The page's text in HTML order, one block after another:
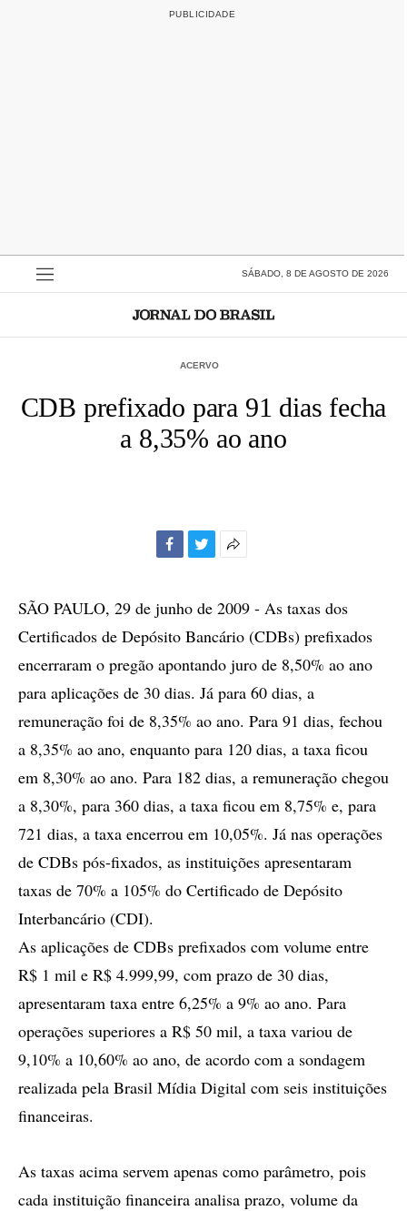
SÁBADO, 8 DE AGOSTO DE 2026
ACERVO
CDB prefixado para 91 dias fecha
a 8,35% ao ano
compartilhamento
SÃO PAULO, 29 de junho de 2009 - As taxas dos
Certificados de Depósito Bancário (CDBs) prefixados
encerraram o pregão apontando juro de 8,50% ao ano
para aplicações de 30 dias. Já para 60 dias, a
remuneração foi de 8,35% ao ano. Para 91 dias, fechou
a 8,35% ao ano, enquanto para 120 dias, a taxa ficou
em 8,30% ao ano. Para 182 dias, a remuneração chegou
a 8,30%, para 360 dias, a taxa ficou em 8,75% e, para
721 dias, a taxa encerrou em 10,05%. Já nas operações
de CDBs pós-fixados, as instituições apresentaram
taxas de 70% a 105% do Certificado de Depósito
Interbancário (CDI).
As aplicações de CDBs prefixados com volume entre
R$ 1 mil e R$ 4.999,99, com prazo de 30 dias,
apresentaram taxa entre 6,25% a 9% ao ano. Para
operações superiores a R$ 50 mil, a taxa variou de
9,10% a 10,60% ao ano, de acordo com a sondagem
realizada pela Brasil Mídia Digital com seis instituições
financeiras.
As taxas acima servem apenas como parâmetro, pois
cada instituição financeira analisa prazo, volume da